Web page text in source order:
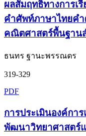
ผลสัมฤทธิ์ทางการเ
คำศัพท์ภาษาไทยค
คณิตศาสตร์พื้นฐาน
ธนทร ฐานะพรรณดร
319-329
PDF
การประเมินองค์กา
พัฒนาวิทยาศาสตร์